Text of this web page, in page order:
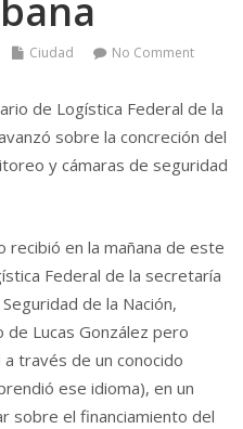
Ciudad No Comment
de Logística Federal de la
sobre la concreción del
y cámaras de seguridad
recibió en la mañana de este
Federal de la secretaría
de la Nación,
Lucas González pero
través de un conocido
ese idioma), en un
sobre el financiamiento del